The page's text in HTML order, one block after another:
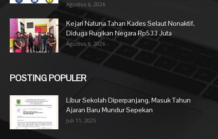
Agustus 6, 2026
Kejari Natuna Tahan Kades Selaut Nonaktif,
Diduga Rugikan Negara Rp533 Juta
Agustus 6, 2026
POSTING POPULER
Libur Sekolah Diperpanjang, Masuk Tahun
Ajaran Baru Mundur Sepekan
Juli 11, 2025